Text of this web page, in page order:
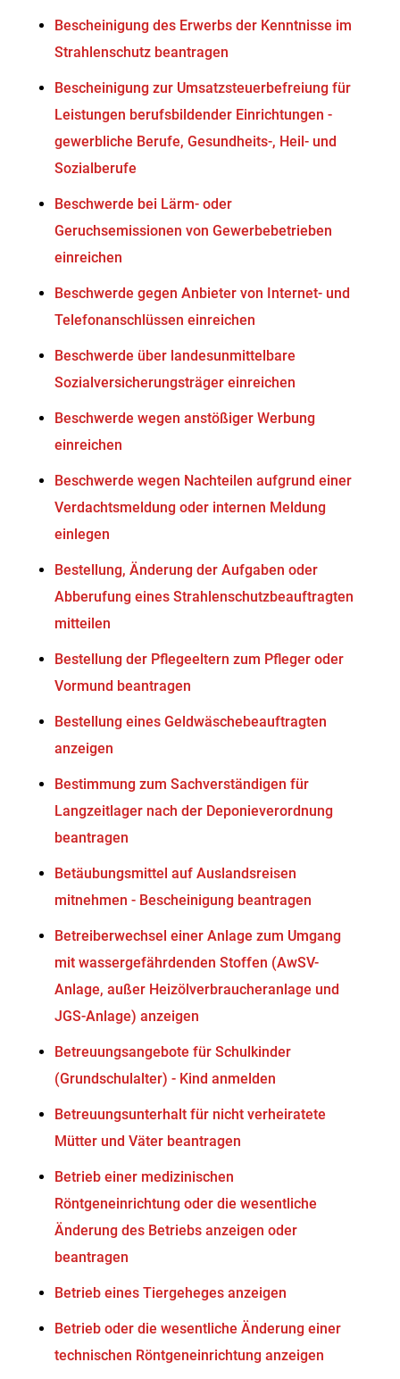
Bescheinigung des Erwerbs der Kenntnisse im
Strahlenschutz beantragen
Bescheinigung zur Umsatzsteuerbefreiung für
Leistungen berufsbildender Einrichtungen -
gewerbliche Berufe, Gesundheits-, Heil- und
Sozialberufe
Beschwerde bei Lärm- oder
Geruchsemissionen von Gewerbebetrieben
einreichen
Beschwerde gegen Anbieter von Internet- und
Telefonanschlüssen einreichen
Beschwerde über landesunmittelbare
Sozialversicherungsträger einreichen
Beschwerde wegen anstößiger Werbung
einreichen
Beschwerde wegen Nachteilen aufgrund einer
Verdachtsmeldung oder internen Meldung
einlegen
Bestellung, Änderung der Aufgaben oder
Abberufung eines Strahlenschutzbeauftragten
mitteilen
Bestellung der Pflegeeltern zum Pfleger oder
Vormund beantragen
Bestellung eines Geldwäschebeauftragten
anzeigen
Bestimmung zum Sachverständigen für
Langzeitlager nach der Deponieverordnung
beantragen
Betäubungsmittel auf Auslandsreisen
mitnehmen - Bescheinigung beantragen
Betreiberwechsel einer Anlage zum Umgang
mit wassergefährdenden Stoffen (AwSV-
Anlage, außer Heizölverbraucheranlage und
JGS-Anlage) anzeigen
Betreuungsangebote für Schulkinder
(Grundschulalter) - Kind anmelden
Betreuungsunterhalt für nicht verheiratete
Mütter und Väter beantragen
Betrieb einer medizinischen
Röntgeneinrichtung oder die wesentliche
Änderung des Betriebs anzeigen oder
beantragen
Betrieb eines Tiergeheges anzeigen
Betrieb oder die wesentliche Änderung einer
technischen Röntgeneinrichtung anzeigen